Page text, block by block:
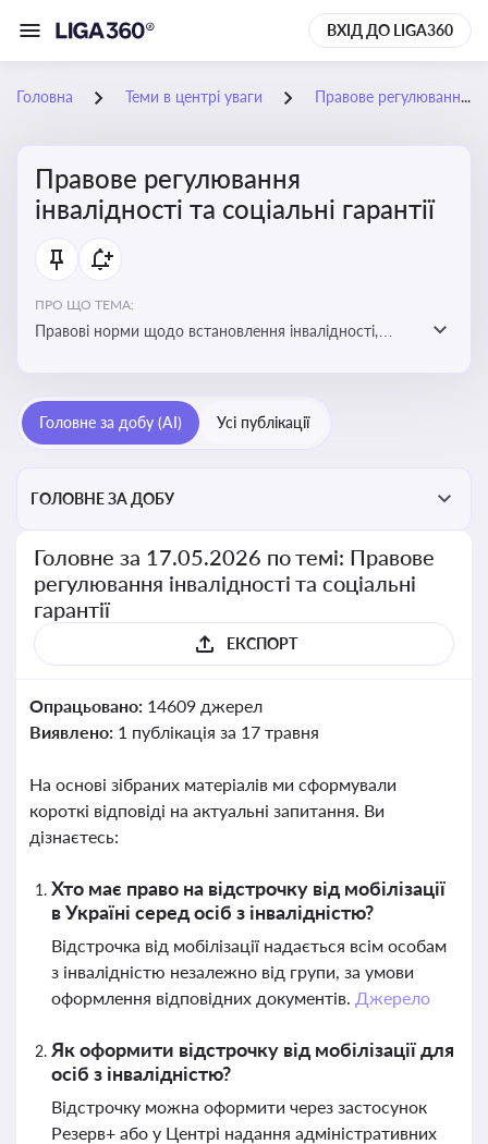
ВХІД ДО LIGA360
Головна Теми в центрі уваги Правове регулювання інвалідності та соціальні гарантії
Правове регулювання
інвалідності та соціальні гарантії
ПРО ЩО ТЕМА:
Правові норми щодо встановлення інвалідності,
Головне за добу (AI) Усі публікації
ГОЛОВНЕ ЗА ДОБУ
Головне за 17.05.2026 по темі: Правове
регулювання інвалідності та соціальні
гарантії
ЕКСПОРТ
Опрацьовано: 14609 джерел
Виявлено: 1 публікація за 17 травня
На основі зібраних матеріалів ми сформували
короткі відповіді на актуальні запитання. Ви
дізнаєтесь:
Хто має право на відстрочку від мобілізації
в Україні серед осіб з інвалідністю?
Відстрочка від мобілізації надається всім особам
з інвалідністю незалежно від групи, за умови
оформлення відповідних документів. Джерело
Як оформити відстрочку від мобілізації для
осіб з інвалідністю?
Відстрочку можна оформити через застосунок
Резерв+ або у Центрі надання адміністративних